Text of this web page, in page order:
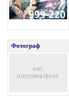
Фотограф